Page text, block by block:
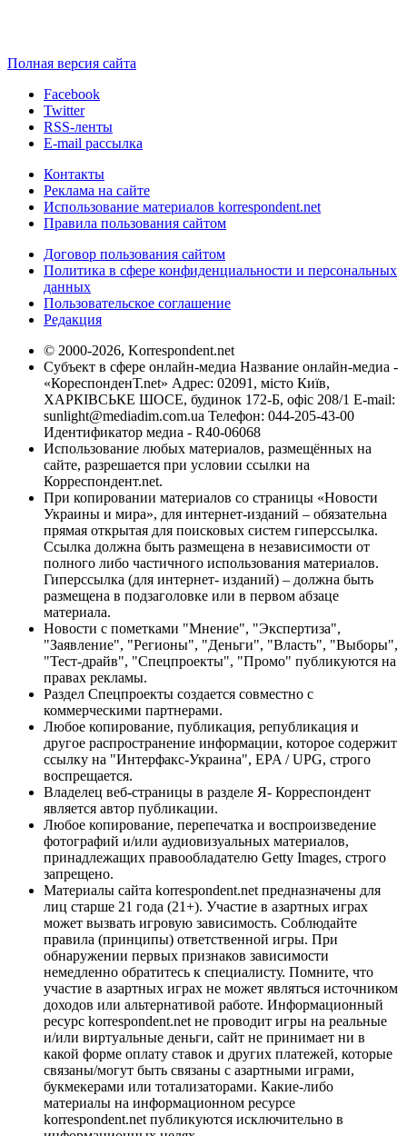
Полная версия сайта
Facebook
Twitter
RSS-ленты
E-mail рассылка
Контакты
Реклама на сайте
Использование материалов korrespondent.net
Правила пользования сайтом
Договор пользования сайтом
Политика в сфере конфиденциальности и персональных
данных
Пользовательское соглашение
Редакция
© 2000-2026, Korrespondent.net
Субъект в сфере онлайн-медиа Название онлайн-медиа -
«КореспонденТ.net» Адрес: 02091, місто Київ,
ХАРКІВСЬКЕ ШОСЕ, будинок 172-Б, офіс 208/1 E-mail:
sunlight@mediadim.com.ua Телефон: 044-205-43-00
Идентификатор медиа - R40-06068
Использование любых материалов, размещённых на
сайте, разрешается при условии ссылки на
Корреспондент.net.
При копировании материалов со страницы «Новости
Украины и мира», для интернет-изданий – обязательна
прямая открытая для поисковых систем гиперссылка.
Ссылка должна быть размещена в независимости от
полного либо частичного использования материалов.
Гиперссылка (для интернет- изданий) – должна быть
размещена в подзаголовке или в первом абзаце
материала.
Новости с пометками "Мнение", "Экспертиза",
"Заявление", "Регионы", "Деньги", "Власть", "Выборы",
"Тест-драйв", "Спецпроекты", "Промо" публикуются на
правах рекламы.
Раздел Спецпроекты создается совместно с
коммерческими партнерами.
Любое копирование, публикация, републикация и
другое распространение информации, которое содержит
ссылку на "Интерфакс-Украина", EPA / UPG, строго
воспрещается.
Владелец веб-страницы в разделе Я- Корреспондент
является автор публикации.
Любое копирование, перепечатка и воспроизведение
фотографий и/или аудиовизуальных материалов,
принадлежащих правообладателю Getty Images, строго
запрещено.
Материалы сайта korrespondent.net предназначены для
лиц старше 21 года (21+). Участие в азартных играх
может вызвать игровую зависимость. Соблюдайте
правила (принципы) ответственной игры. При
обнаружении первых признаков зависимости
немедленно обратитесь к специалисту. Помните, что
участие в азартных играх не может являться источником
доходов или альтернативой работе. Информационный
ресурс korrespondent.net не проводит игры на реальные
и/или виртуальные деньги, сайт не принимает ни в
какой форме оплату ставок и других платежей, которые
связаны/могут быть связаны с азартными играми,
букмекерами или тотализаторами. Какие-либо
материалы на информационном ресурсе
korrespondent.net публикуются исключительно в